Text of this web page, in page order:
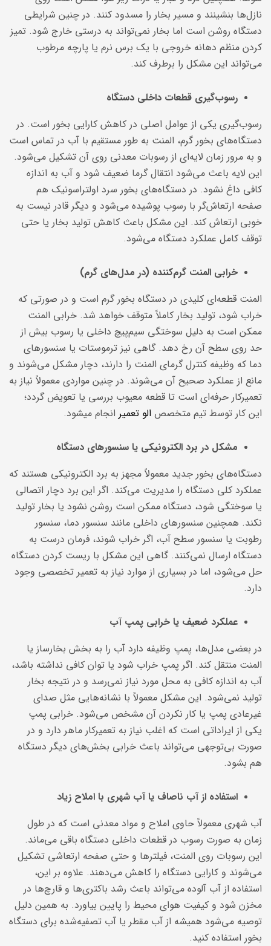
نازل‌ها بنشینند و مسیر بخار را مسدود کنند. در چنین شرایطی
دستگاه روشن است اما بخار نمی‌تواند به درستی خارج شود. تمیز
کردن منظم دهانه خروجی با یک برس نرم یا پارچه مرطوب
می‌تواند این مشکل را برطرف کند.
رسوب‌گیری قطعات داخلی دستگاه
رسوب‌گیری یکی از عوامل اصلی در کاهش کارایی بخور است. در
دستگاه‌های بخور گرم، المنت به طور مستقیم با آب در تماس است
و به مرور زمان لایه‌ای از رسوبات معدنی روی آن تشکیل می‌شود.
این لایه باعث می‌شود انتقال گرما ضعیف شود و آب به اندازه
کافی داغ نشود. در دستگاه‌های بخور سرد اولتراسونیک هم
صفحه ارتعاش‌گر با رسوب پوشیده می‌شود و دیگر قادر نیست به
خوبی ارتعاش کند. این مشکل باعث کاهش تولید بخار یا حتی
توقف کامل عملکرد دستگاه می‌شود.
خرابی المنت گرم‌کننده (در مدل‌های گرم)
المنت قطعه‌ای کلیدی در دستگاه بخور گرم است و در صورتی که
خراب شود، تولید بخار کاملاً متوقف خواهد شد. خرابی المنت
ممکن است به دلیل سوختگی سیم‌پیچ داخلی یا رسوب بیش از
حد روی سطح آن رخ دهد. گاهی نیز ترموستات یا سنسورهای
دما که وظیفه کنترل گرمای المنت را دارند، دچار مشکل می‌شوند و
مانع از عملکرد صحیح آن می‌شوند. در چنین مواردی معمولاً نیاز به
تعمیرکار حرفه‌ای است تا قطعه معیوب بررسی یا تعویض گردد؛
این کار توسط تیم متخصص الو تعمیر انجام میشود.
مشکل در برد الکترونیکی یا سنسورهای دستگاه
دستگاه‌های بخور جدید معمولاً مجهز به برد الکترونیکی هستند که
عملکرد کلی دستگاه را مدیریت می‌کند. اگر این برد دچار اتصالی
یا سوختگی شود، دستگاه ممکن است روشن نشود یا بخار تولید
نکند. همچنین سنسورهای داخلی مانند سنسور دما، سنسور
رطوبت یا سنسور سطح آب، اگر خراب شوند، فرمان درست به
دستگاه ارسال نمی‌کنند. گاهی این مشکل با ریست کردن دستگاه
حل می‌شود، اما در بسیاری از موارد نیاز به تعمیر تخصصی وجود
دارد.
عملکرد ضعیف یا خرابی پمپ آب
در بعضی مدل‌ها، پمپ وظیفه دارد آب را به بخش بخارساز یا
المنت منتقل کند. اگر پمپ خراب شود یا توان کافی نداشته باشد،
آب به اندازه کافی به محل مورد نیاز نمی‌رسد و در نتیجه بخار
تولید نمی‌شود. این مشکل معمولاً با نشانه‌هایی مثل صدای
غیرعادی پمپ یا کار نکردن آن مشخص می‌شود. خرابی پمپ
یکی از ایراداتی است که اغلب نیاز به تعمیرکار ماهر دارد و در
صورت بی‌توجهی می‌تواند باعث خرابی بخش‌های دیگر دستگاه
هم بشود.
استفاده از آب ناصاف یا آب شهری با املاح زیاد
آب شهری معمولاً حاوی املاح و مواد معدنی است که در طول
زمان به صورت رسوب در قطعات داخلی دستگاه باقی می‌ماند.
این رسوبات روی المنت، فیلترها و حتی صفحه ارتعاشی تشکیل
می‌شوند و کارایی دستگاه را کاهش می‌دهند. علاوه بر این،
استفاده از آب آلوده می‌تواند باعث رشد باکتری‌ها و قارچ‌ها در
مخزن شود و کیفیت هوای محیط را پایین بیاورد. به همین دلیل
توصیه می‌شود همیشه از آب مقطر یا آب تصفیه‌شده برای دستگاه
بخور استفاده کنید.